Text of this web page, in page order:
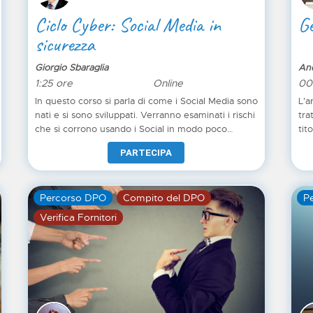
Ciclo Cyber: Social Media in
sicurezza
Giorgio Sbaraglia
1:25 ore Online
In questo corso si parla di come i Social Media sono
nati e si sono sviluppati. Verranno esaminati i rischi
che si corrono usando i Social in modo poco
attento, perché – è noto – sui Social abbassiamo la
guardia e diventiamo più vulnerabili. Vedremo
alcuni casi famosi ed istruttivi di uso sbagliato dei
Social (con conseguenze talvolta molto gravi). Si
parlerà poi dei principali attacchi e delle truffe che
ci vengono portate attraverso i Social (dal furto
d’identità alla Sextorsion). Tratteremo le fake
news: esempi famosi e come riconoscerle.
PARTECIPA
Percorso DPO
Compito del DPO
Verifica Fornitori